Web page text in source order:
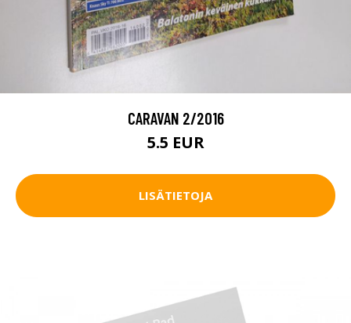
CARAVAN 2/2016
5.5 EUR
LISÄTIETOJA